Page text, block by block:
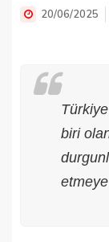
20/06/2025
biri